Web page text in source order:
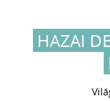
HAZAI